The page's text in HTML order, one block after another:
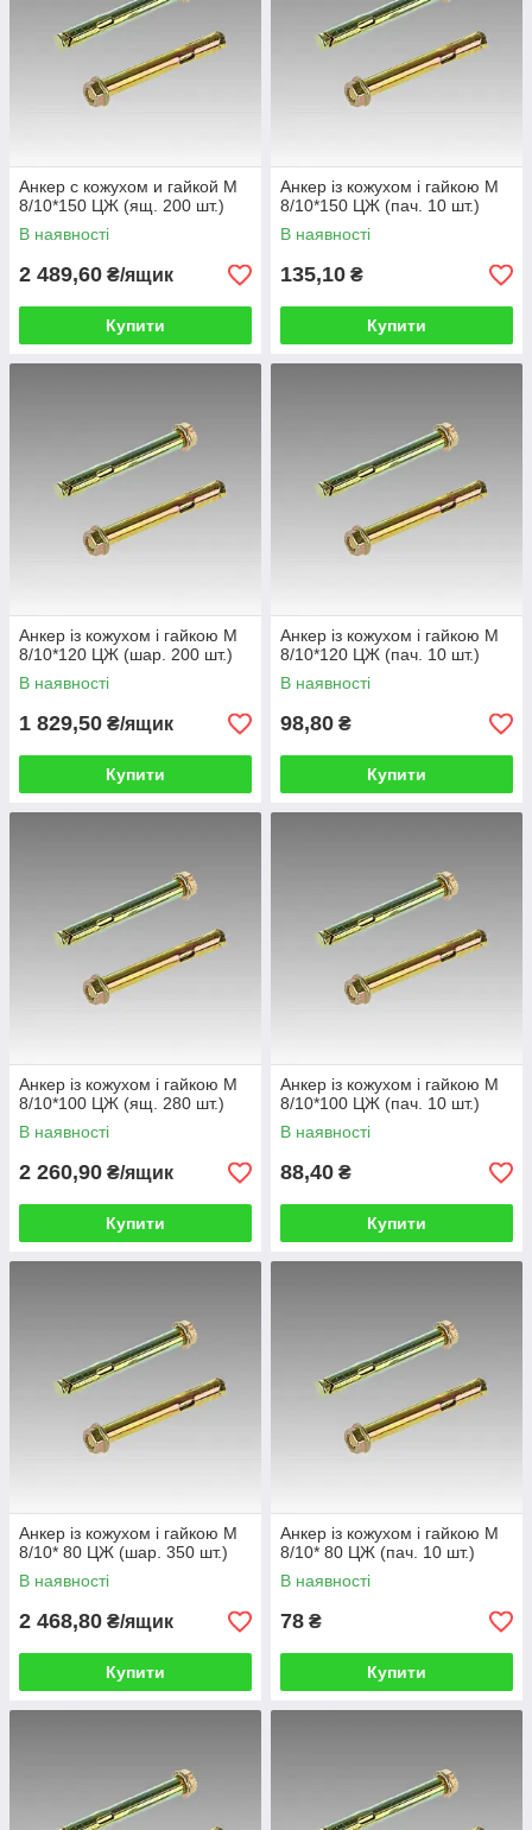
Анкер с кожухом и гайкой М
8/10*150 ЦЖ (ящ. 200 шт.)
В наявності
2 489,60 ₴/ящик
Купити
Анкер із кожухом і гайкою М
8/10*150 ЦЖ (пач. 10 шт.)
В наявності
135,10 ₴
Купити
Анкер із кожухом і гайкою М
8/10*120 ЦЖ (шар. 200 шт.)
В наявності
1 829,50 ₴/ящик
Купити
Анкер із кожухом і гайкою М
8/10*120 ЦЖ (пач. 10 шт.)
В наявності
98,80 ₴
Купити
Анкер із кожухом і гайкою М
8/10*100 ЦЖ (ящ. 280 шт.)
В наявності
2 260,90 ₴/ящик
Купити
Анкер із кожухом і гайкою М
8/10*100 ЦЖ (пач. 10 шт.)
В наявності
88,40 ₴
Купити
Анкер із кожухом і гайкою М
8/10* 80 ЦЖ (шар. 350 шт.)
В наявності
2 468,80 ₴/ящик
Купити
Анкер із кожухом і гайкою М
8/10* 80 ЦЖ (пач. 10 шт.)
В наявності
78 ₴
Купити